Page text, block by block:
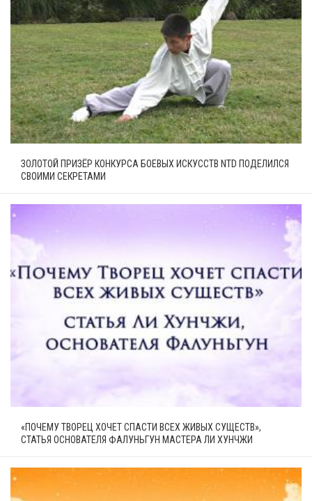
ЗОЛОТОЙ ПРИЗЁР КОНКУРСА БОЕВЫХ ИСКУССТВ NTD ПОДЕЛИЛСЯ
СВОИМИ СЕКРЕТАМИ
«ПОЧЕМУ ТВОРЕЦ ХОЧЕТ СПАСТИ ВСЕХ ЖИВЫХ СУЩЕСТВ»,
СТАТЬЯ ОСНОВАТЕЛЯ ФАЛУНЬГУН МАСТЕРА ЛИ ХУНЧЖИ